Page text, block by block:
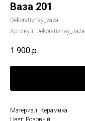
Ваза 201
Dekorativnay_vaza
Артикул: Dekorativnay_vaza
1 900 р.
Материал: Керамика